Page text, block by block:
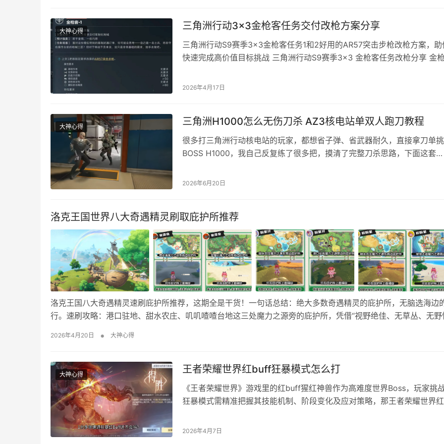
大神心得 三角洲行动3×3金枪客任务交付改枪方案分享
三角洲行动S9赛季3×3金枪客任务1和2好用的AR57突击步枪改枪方案，助
快速完成高价值目标挑战 三角洲行动S9赛季3×3 金枪客任务改枪分享 金枪
枪性价比双修2倍棱镜-烽火地带-6JO5N3O05MUARGMS2VI79 AR57突击
2026年4月17日
大神心得 三角洲H1000怎么无伤刀杀 AZ3核电站单双人跑刀教程
很多打三角洲行动核电站的玩家，都想省子弹、省武器耐久，直接拿刀单挑
BOSS H1000，我自己反复练了很多把，摸清了完整刀杀思路，下面这套
H1000刷新位置+进场预警 H1000只会刷在核电站核心区控制室、反应堆深
2026年6月20日
洛克王国世界八大奇遇精灵刷取庇护所推荐
洛克王国八大奇遇精灵速刷庇护所推荐，这期全是干货！一句话总结：绝大多数奇遇精灵的庇护所，无脑选海边
行。速刷攻略：港口驻地、甜水农庄、叽叽喳喳台地这三处魔力之源旁的庇护所，凭借“视野绝佳、无草丛、无野
虫 粉星仔 粉粉星 嗜光嗡嗡 空空颅 贝瑟 双灯鱼…
2026年4月20日 • 大神心得
大神心得 王者荣耀世界红buff狂暴模式怎么打
《王者荣耀世界》游戏里的红buff猩红神兽作为高难度世界Boss，玩家挑
狂暴模式需精准把握其技能机制、阶段变化及应对策略，那王者荣耀世界红
具备高容错率和近战弹反能力，适合新手熟悉战斗机制；伽罗则能提供稳定
2026年4月7日